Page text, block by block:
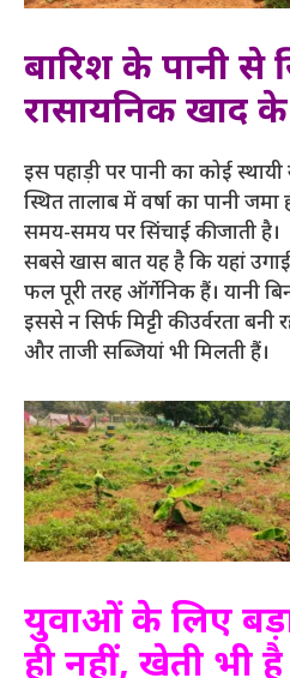
बारिश के पानी से
रासायनिक खाद
इस पहाड़ी पर पानी का कोई
स्थित तालाब में वर्षा का पानी
समय-समय पर सिंचाई की जाती है।
सबसे खास बात यह है कि यहां
फल पूरी तरह ऑर्गेनिक हैं। यानी
इससे न सिर्फ मिट्टी की उर्वरता
और ताजी सब्जियां भी मिलती हैं।
युवाओं के लिए
ही नहीं, खेती भी